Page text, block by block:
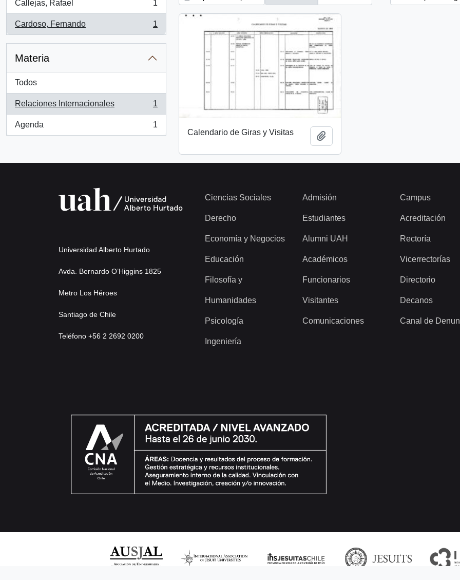
Callejas, Rafael
, 1 resultados
1
Cardoso, Fernando
, 1 resultados
1
Materia
Todos
Relaciones Internacionales
, 1 resultados
1
Agenda
, 1 resultados
1
Calendario de Giras y Visitas
Universidad Alberto Hurtado
Avda. Bernardo O’Higgins 1825
Metro Los Héroes
Santiago de Chile
Teléfono +56 2 2692 0200
Ciencias Sociales
Derecho
Economía y Negocios
Educación
Filosofía y
Humanidades
Psicología
Ingeniería
Admisión
Estudiantes
Alumni UAH
Académicos
Funcionarios
Visitantes
Comunicaciones
Campus
Acreditación
Rectoría
Vicerrectorías
Directorio
Decanos
Canal de